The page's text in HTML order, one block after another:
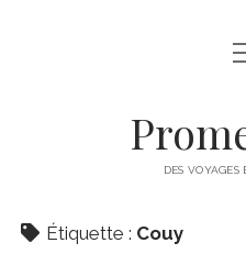
A
DES VOYAGES
Étiquette : Couy